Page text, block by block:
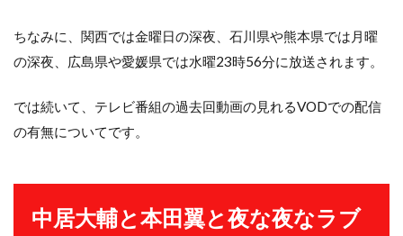
ちなみに、関西では金曜日の深夜、石川県や熊本県では月曜
の深夜、広島県や愛媛県では水曜23時56分に放送されます。
では続いて、テレビ番組の過去回動画の見れるVODでの配信
の有無についてです。
中居大輔と本田翼と夜な夜なラブ